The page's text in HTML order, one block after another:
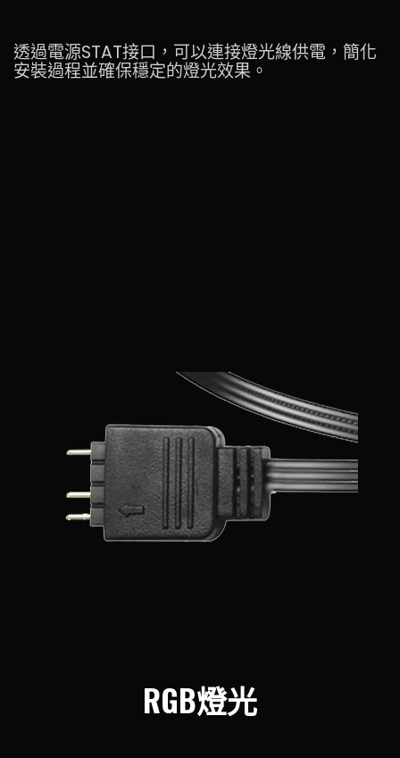
透過電源STAT接口，可以連接燈光線供電，簡化
安裝過程並確保穩定的燈光效果。
RGB燈光